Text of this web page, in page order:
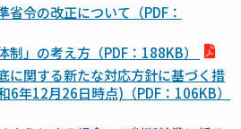
省令の改正について（PDF：
制」の考え方（PDF：188KB）
に関する新たな対応方針に基づく措
6年12月26日時点)（PDF：106KB）